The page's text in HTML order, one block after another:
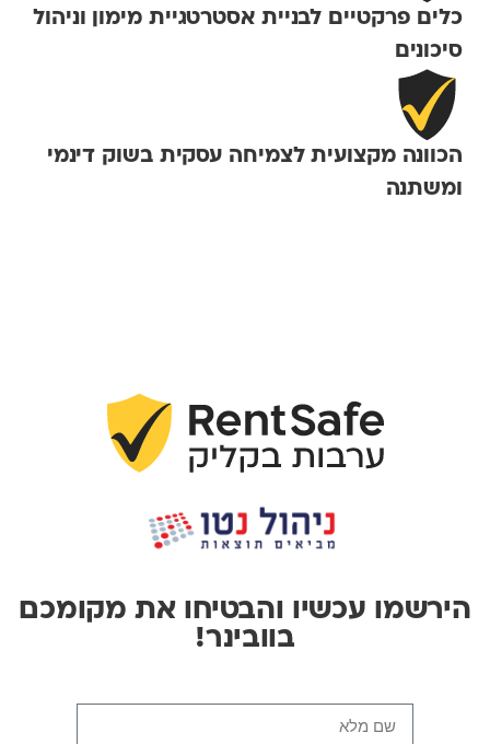
כלים פרקטיים לבניית אסטרטגיית מימון וניהול
סיכונים
הכוונה מקצועית לצמיחה עסקית בשוק דינמי
ומשתנה
עכשיו והבטיחו את מקומכם
בוובינר!